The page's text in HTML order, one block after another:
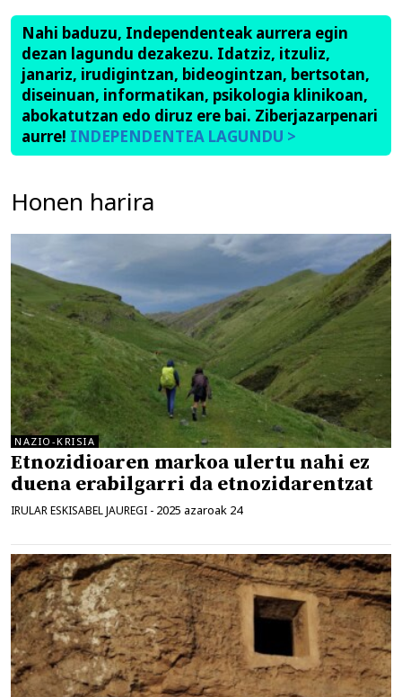
Nahi baduzu, Independenteak aurrera egin
dezan lagundu dezakezu. Idatziz, itzuliz,
janariz, irudigintzan, bideogintzan, bertsotan,
diseinuan, informatikan, psikologia klinikoan,
abokatutzan edo diruz ere bai. Ziberjazarpenari
aurre! INDEPENDENTEA LAGUNDU >
Honen harira
NAZIO-KRISIA
Etnozidioaren markoa ulertu nahi ez
duena erabilgarri da etnozidarentzat
IRULAR ESKISABEL JAUREGI - 2025 azaroak 24